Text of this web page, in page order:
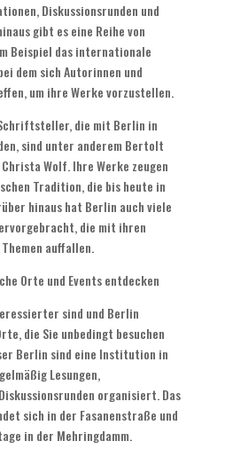
Diskussionsrunden und
gibt es eine Reihe von
Beispiel das internationale
dem sich Autorinnen und
um ihre Werke vorzustellen.
die mit Berlin in
sind unter anderem Bertolt
Wolf. Ihre Werke zeugen
Tradition, die bis heute in
hinaus hat Berlin auch viele
die mit ihren
auffallen.
Orte und Events entdecken
sind und Berlin
die Sie unbedingt besuchen
Berlin sind eine Institution in
Lesungen,
organisiert. Das
sich in der Fasanenstraße und
in der Mehringdamm.